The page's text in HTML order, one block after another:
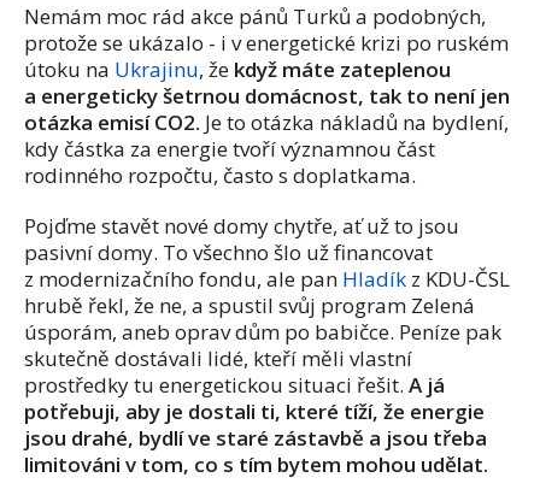
Nemám moc rád akce pánů Turků a podobných,
protože se ukázalo - i v energetické krizi po ruském
útoku na Ukrajinu, že když máte zateplenou
a energeticky šetrnou domácnost, tak to není jen
otázka emisí CO2. Je to otázka nákladů na bydlení,
kdy částka za energie tvoří významnou část
rodinného rozpočtu, často s doplatkama.
Pojďme stavět nové domy chytře, ať už to jsou
pasivní domy. To všechno šlo už financovat
z modernizačního fondu, ale pan Hladík z KDU-ČSL
hrubě řekl, že ne, a spustil svůj program Zelená
úsporám, aneb oprav dům po babičce. Peníze pak
skutečně dostávali lidé, kteří měli vlastní
prostředky tu energetickou situaci řešit. A já
potřebuji, aby je dostali ti, které tíží, že energie
jsou drahé, bydlí ve staré zástavbě a jsou třeba
limitováni v tom, co s tím bytem mohou udělat.